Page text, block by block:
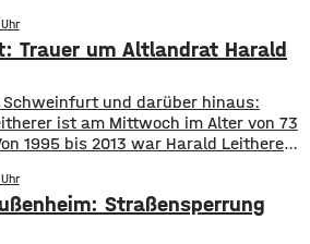
die Gegend rund
hatte.
Trauer um Altlandrat Harald
Schweinfurt und darüber hinaus:
ist am Mittwoch im Alter von 73
1995 bis 2013 war Harald Leitherer
ausgebaut, aber auch ein
mit einer Länge von über
Außerdem führte der
Straßensperrung